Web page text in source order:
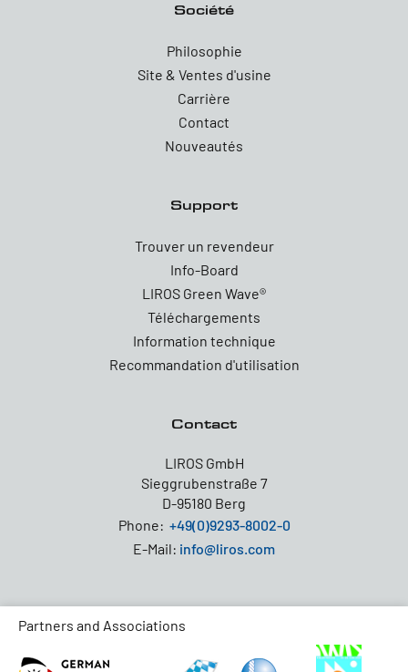
Société
Philosophie
Site & Ventes d'usine
Carrière
Contact
Nouveautés
Support
Trouver un revendeur
Info-Board
LIROS Green Wave®
Téléchargements
Information technique
Recommandation d'utilisation
Contact
LIROS GmbH
Sieggrubenstraße 7
D-95180 Berg
Phone: +49(0)9293-8002-0
E-Mail: info@liros.com
Partners and Associations